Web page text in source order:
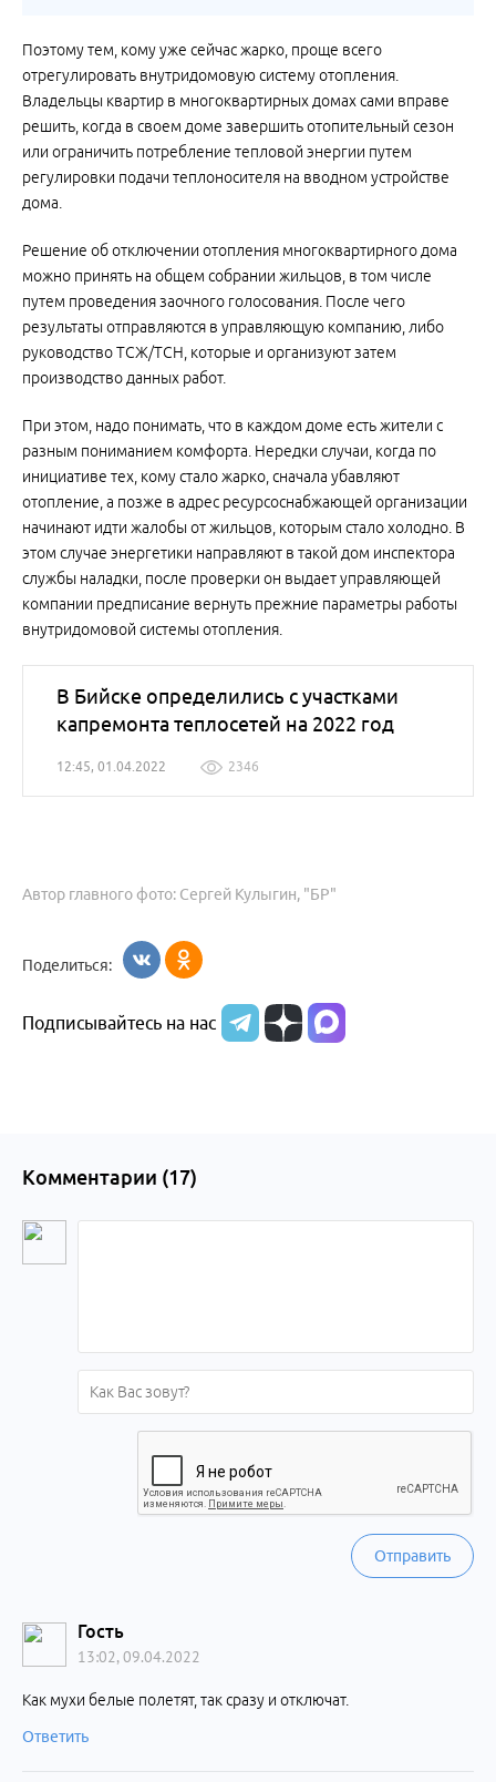
Поэтому тем, кому уже сейчас жарко, проще всего
отрегулировать внутридомовую систему отопления.
Владельцы квартир в многоквартирных домах сами вправе
решить, когда в своем доме завершить отопительный сезон
или ограничить потребление тепловой энергии путем
регулировки подачи теплоносителя на вводном устройстве
дома.
Решение об отключении отопления многоквартирного дома
можно принять на общем собрании жильцов, в том числе
путем проведения заочного голосования. После чего
результаты отправляются в управляющую компанию, либо
руководство ТСЖ/ТСН, которые и организуют затем
производство данных работ.
При этом, надо понимать, что в каждом доме есть жители с
разным пониманием комфорта. Нередки случаи, когда по
инициативе тех, кому стало жарко, сначала убавляют
отопление, а позже в адрес ресурсоснабжающей организации
начинают идти жалобы от жильцов, которым стало холодно. В
этом случае энергетики направляют в такой дом инспектора
службы наладки, после проверки он выдает управляющей
компании предписание вернуть прежние параметры работы
внутридомовой системы отопления.
В Бийске определились с участками
капремонта теплосетей на 2022 год
12:45, 01.04.2022 2346
Автор главного фото: Сергей Кулыгин, "БР"
Поделиться:
Подписывайтесь на нас
Комментарии (17)
Отправить
Гость
13:02, 09.04.2022
Как мухи белые полетят, так сразу и отключат.
Ответить